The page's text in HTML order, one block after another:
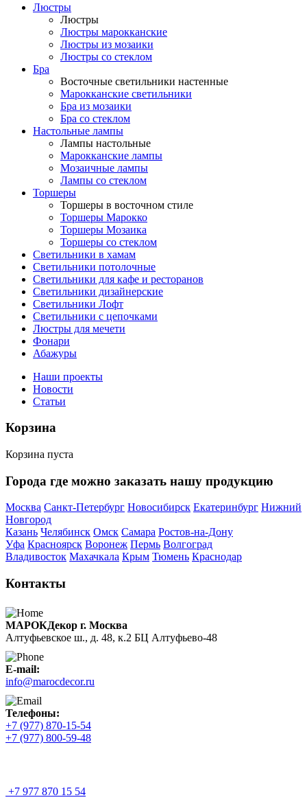
Люстры
Люстры
Люстры марокканские
Люстры из мозаики
Люстры со стеклом
Бра
Восточные светильники настенные
Марокканские светильники
Бра из мозаики
Бра со стеклом
Настольные лампы
Лампы настольные
Марокканские лампы
Мозаичные лампы
Лампы со стеклом
Торшеры
Торшеры в восточном стиле
Торшеры Марокко
Торшеры Мозаика
Торшеры со стеклом
Светильники в хамам
Светильники потолочные
Светильники для кафе и ресторанов
Светильники дизайнерские
Светильники Лофт
Светильники с цепочками
Люстры для мечети
Фонари
Абажуры
Наши проекты
Новости
Статьи
Корзина
Корзина пуста
Города где можно заказать нашу продукцию
Москва Санкт-Петербург Новосибирск Екатеринбург Нижний
Новгород
Казань Челябинск Омск Самара Ростов-на-Дону
Уфа Красноярск Воронеж Пермь Волгоград
Владивосток Махачкала Крым Тюмень Краснодар
Контакты
МАРОКДекор г. Москва
Алтуфьевское ш., д. 48, к.2 БЦ Алтуфьево-48
E-mail:
info@marocdecor.ru
Телефоны:
+7 (977) 870-15-54
+7 (977) 800-59-48
+7 977 870 15 54